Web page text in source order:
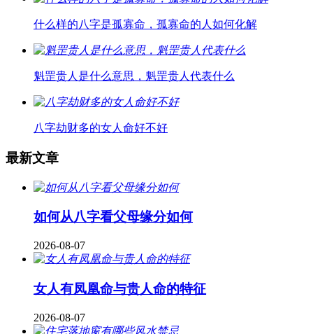
什么样的八字是孤寡命，孤寡命的人如何化解
魁罡贵人是什么意思，魁罡贵人代表什么
八字劫财多的女人命好不好
最新文章
如何从八字看父母缘分如何
2026-08-07
女人有凤凰命与贵人命的特征
2026-08-07